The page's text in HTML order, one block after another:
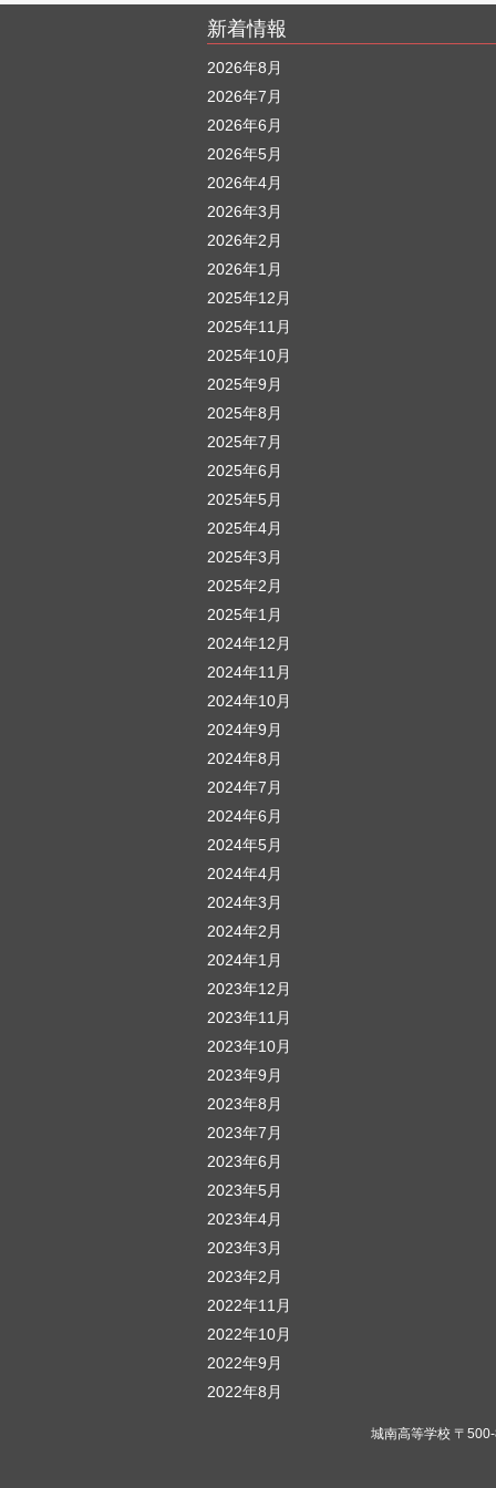
新着情報
2026年8月
2026年7月
2026年6月
2026年5月
2026年4月
2026年3月
2026年2月
2026年1月
2025年12月
2025年11月
2025年10月
2025年9月
2025年8月
2025年7月
2025年6月
2025年5月
2025年4月
2025年3月
2025年2月
2025年1月
2024年12月
2024年11月
2024年10月
2024年9月
2024年8月
2024年7月
2024年6月
2024年5月
2024年4月
2024年3月
2024年2月
2024年1月
2023年12月
2023年11月
2023年10月
2023年9月
2023年8月
2023年7月
2023年6月
2023年5月
2023年4月
2023年3月
2023年2月
2022年11月
2022年10月
2022年9月
2022年8月
城南高等学校 〒